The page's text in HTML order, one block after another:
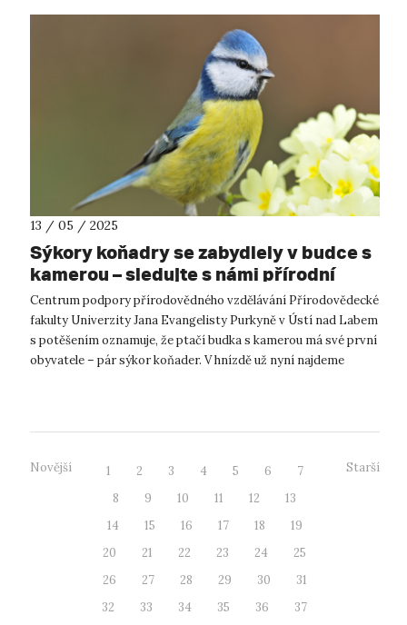
13 / 05 / 2025
Sýkory koňadry se zabydlely v budce s
kamerou – sledujte s námi přírodní
divadlo online
Centrum podpory přírodovědného vzdělávání Přírodovědecké
fakulty Univerzity Jana Evangelisty Purkyně v Ústí nad Labem
s potěšením oznamuje, že ptačí budka s kamerou má své první
obyvatele – pár sýkor koňader. V hnízdě už nyní najdeme
Novější 1 2 3 4 5 6
7
8
9 10 11 12
13
14
15 16 17 18
19
20
21 22 23 24
25
26
27 28 29 30
31
32
33 34 35 36
37
Starší